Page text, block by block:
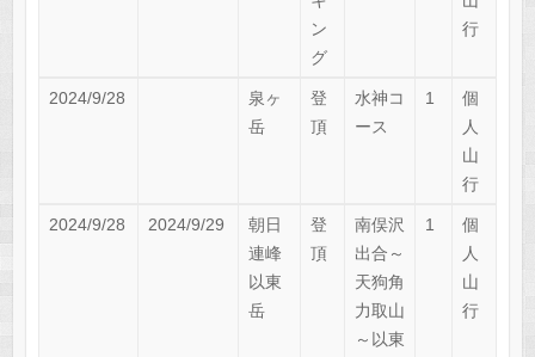
ン
グ
行
2024/9/28
泉ヶ
岳
登
頂
水神コ
ース
1
個
人
山
行
2024/9/28 2024/9/29
朝日
連峰
以東
岳
登
頂
南俣沢
出合～
天狗角
力取山
～以東
1
個
人
山
行